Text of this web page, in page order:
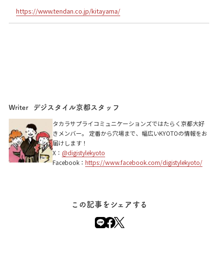
https://www.tendan.co.jp/kitayama/
京都市北区上賀茂桜井町106
Writer デジスタイル京都スタッフ
タカラサプライコミュニケーションズではたらく京都大好
きメンバー。 定番から穴場まで、幅広いKYOTOの情報をお
届けします！
X： @digistylekyoto
Facebook： https://www.facebook.com/digistylekyoto/
この記事をシェアする